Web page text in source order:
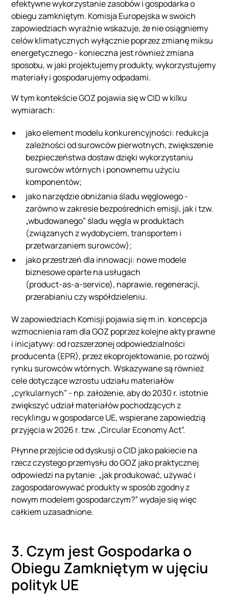
efektywne wykorzystanie zasobów i gospodarka o
obiegu zamkniętym. Komisja Europejska w swoich
zapowiedziach wyraźnie wskazuje, że nie osiągniemy
celów klimatycznych wyłącznie poprzez zmianę miksu
energetycznego - konieczna jest również zmiana
sposobu, w jaki projektujemy produkty, wykorzystujemy
materiały i gospodarujemy odpadami.
W tym kontekście GOZ pojawia się w CID w kilku
wymiarach:
jako element modelu konkurencyjności: redukcja
zależności od surowców pierwotnych, zwiększenie
bezpieczeństwa dostaw dzięki wykorzystaniu
surowców wtórnych i ponownemu użyciu
komponentów;
jako narzędzie obniżania śladu węglowego -
zarówno w zakresie bezpośrednich emisji, jak i tzw.
„wbudowanego” śladu węgla w produktach
(związanych z wydobyciem, transportem i
przetwarzaniem surowców);
jako przestrzeń dla innowacji: nowe modele
biznesowe oparte na usługach
(product‑as‑a‑service), naprawie, regeneracji,
przerabianiu czy współdzieleniu.
W zapowiedziach Komisji pojawia się m.in. koncepcja
wzmocnienia ram dla GOZ poprzez kolejne akty prawne
i inicjatywy: od rozszerzonej odpowiedzialności
producenta (EPR), przez ekoprojektowanie, po rozwój
rynku surowców wtórnych. Wskazywane są również
cele dotyczące wzrostu udziału materiałów
„cyrkularnych” - np. założenie, aby do 2030 r. istotnie
zwiększyć udział materiałów pochodzących z
recyklingu w gospodarce UE, wspierane zapowiedzią
przyjęcia w 2026 r. tzw. „Circular Economy Act”.
Płynne przejście od dyskusji o CID jako pakiecie na
rzecz czystego przemysłu do GOZ jako praktycznej
odpowiedzi na pytanie: „jak produkować, używać i
zagospodarowywać produkty w sposób zgodny z
nowym modelem gospodarczym?” wydaje się więc
całkiem uzasadnione.
3. Czym jest Gospodarka o
Obiegu Zamkniętym w ujęciu
polityk UE